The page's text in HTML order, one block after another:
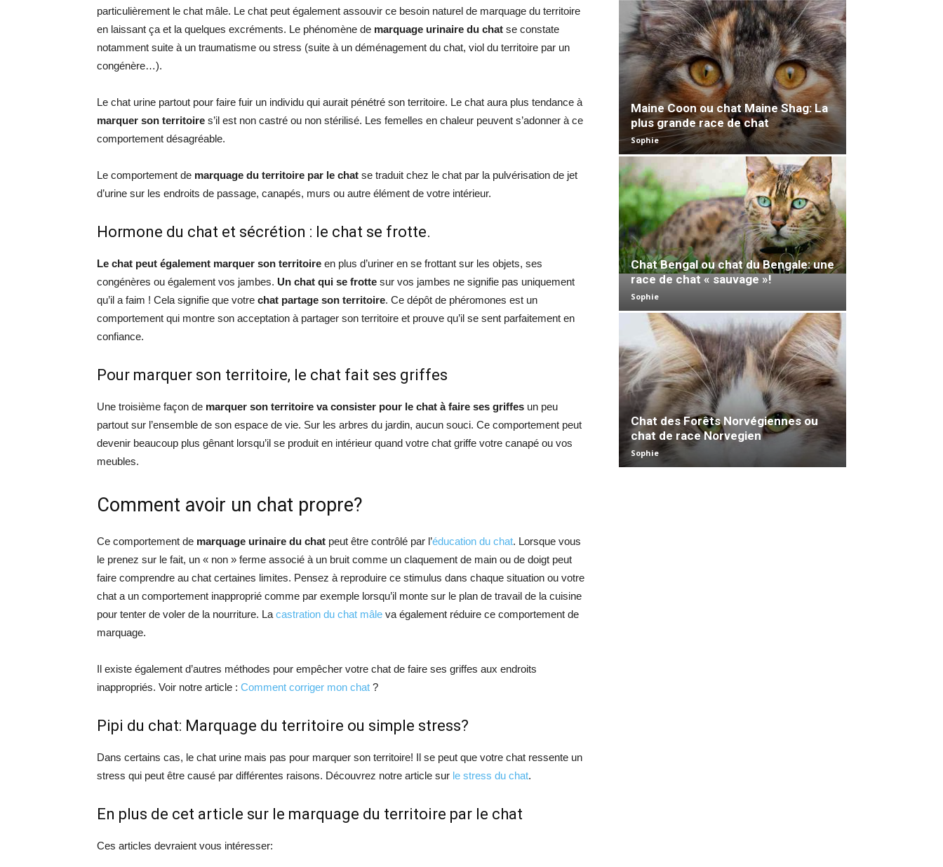
particulièrement le chat mâle. Le chat peut également assouvir ce besoin naturel de marquage du territoire
en laissant ça et la quelques excréments. Le phénomène de marquage urinaire du chat se constate
notamment suite à un traumatisme ou stress (suite à un déménagement du chat, viol du territoire par un
congénère…).
Le chat urine partout pour faire fuir un individu qui aurait pénétré son territoire. Le chat aura plus tendance à
marquer son territoire s’il est non castré ou non stérilisé. Les femelles en chaleur peuvent s’adonner à ce
comportement désagréable.
Le comportement de marquage du territoire par le chat se traduit chez le chat par la pulvérisation de jet
d’urine sur les endroits de passage, canapés, murs ou autre élément de votre intérieur.
Hormone du chat et sécrétion : le chat se frotte.
Le chat peut également marquer son territoire en plus d’uriner en se frottant sur les objets, ses
congénères ou également vos jambes. Un chat qui se frotte sur vos jambes ne signifie pas uniquement
qu’il a faim ! Cela signifie que votre chat partage son territoire. Ce dépôt de phéromones est un
comportement qui montre son acceptation à partager son territoire et prouve qu’il se sent parfaitement en
confiance.
Pour marquer son territoire, le chat fait ses griffes
Une troisième façon de marquer son territoire va consister pour le chat à faire ses griffes un peu
partout sur l’ensemble de son espace de vie. Sur les arbres du jardin, aucun souci. Ce comportement peut
devenir beaucoup plus gênant lorsqu’il se produit en intérieur quand votre chat griffe votre canapé ou vos
meubles.
Comment avoir un chat propre?
Ce comportement de marquage urinaire du chat peut être contrôlé par l’éducation du chat. Lorsque vous
le prenez sur le fait, un « non » ferme associé à un bruit comme un claquement de main ou de doigt peut
faire comprendre au chat certaines limites. Pensez à reproduire ce stimulus dans chaque situation ou votre
chat a un comportement inapproprié comme par exemple lorsqu’il monte sur le plan de travail de la cuisine
pour tenter de voler de la nourriture. La castration du chat mâle va également réduire ce comportement de
marquage.
Il existe également d’autres méthodes pour empêcher votre chat de faire ses griffes aux endroits
inappropriés. Voir notre article : Comment corriger mon chat ?
Pipi du chat: Marquage du territoire ou simple stress?
Dans certains cas, le chat urine mais pas pour marquer son territoire! Il se peut que votre chat ressente un
stress qui peut être causé par différentes raisons. Découvrez notre article sur le stress du chat.
En plus de cet article sur le marquage du territoire par le chat
Ces articles devraient vous intéresser:
Maine Coon ou chat Maine Shag: La
plus grande race de chat
Sophie
Chat Bengal ou chat du Bengale: une
race de chat « sauvage »!
Sophie
Chat des Forêts Norvégiennes ou
chat de race Norvegien
Sophie